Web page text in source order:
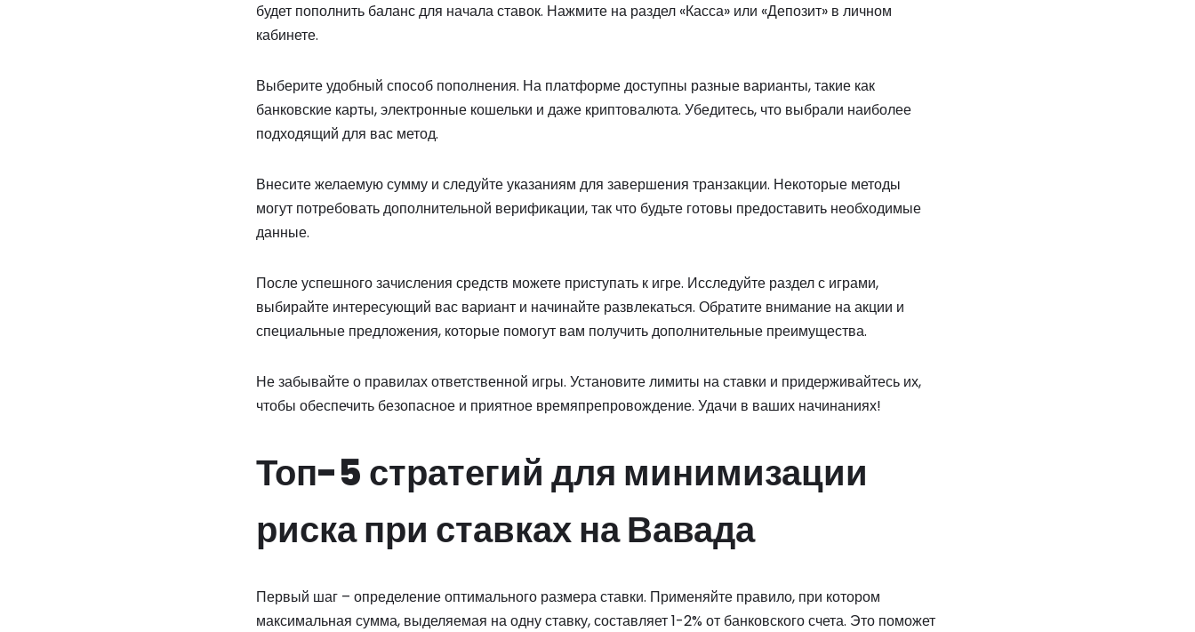
будет пополнить баланс для начала ставок. Нажмите на раздел «Касса» или «Депозит» в личном
кабинете.
Выберите удобный способ пополнения. На платформе доступны разные варианты, такие как
банковские карты, электронные кошельки и даже криптовалюта. Убедитесь, что выбрали наиболее
подходящий для вас метод.
Внесите желаемую сумму и следуйте указаниям для завершения транзакции. Некоторые методы
могут потребовать дополнительной верификации, так что будьте готовы предоставить необходимые
данные.
После успешного зачисления средств можете приступать к игре. Исследуйте раздел с играми,
выбирайте интересующий вас вариант и начинайте развлекаться. Обратите внимание на акции и
специальные предложения, которые помогут вам получить дополнительные преимущества.
Не забывайте о правилах ответственной игры. Установите лимиты на ставки и придерживайтесь их,
чтобы обеспечить безопасное и приятное времяпрепровождение. Удачи в ваших начинаниях!
Топ-5 стратегий для минимизации
риска при ставках на Вавада
Первый шаг – определение оптимального размера ставки. Применяйте правило, при котором
максимальная сумма, выделяемая на одну ставку, составляет 1-2% от банковского счета. Это поможет